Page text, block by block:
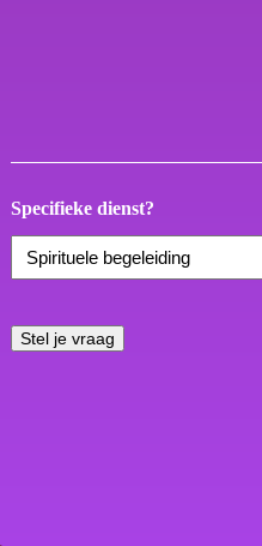
Specifieke dienst?
Stel je vraag